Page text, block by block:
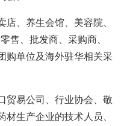
店、养生会馆、美容院、
售、批发商、采购商、
购单位及海外驻华相关采
贸易公司、行业协会、敬
生产企业的技术人员、